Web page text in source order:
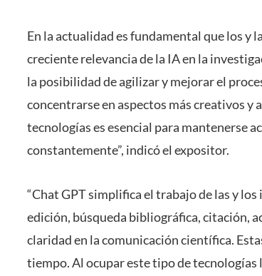
En la actualidad es fundamental que los y
creciente relevancia de la IA en la
la posibilidad de agilizar y mejorar el
concentrarse en aspectos más creativos y
tecnologías es esencial para mantenerse
constantemente”, indicó el expositor.
“Chat GPT simplifica el trabajo de las y
edición, búsqueda bibliográfica, citación,
claridad en la comunicación científica.
tiempo. Al ocupar este tipo de